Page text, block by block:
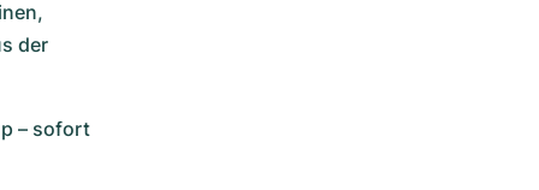
der
– sofort